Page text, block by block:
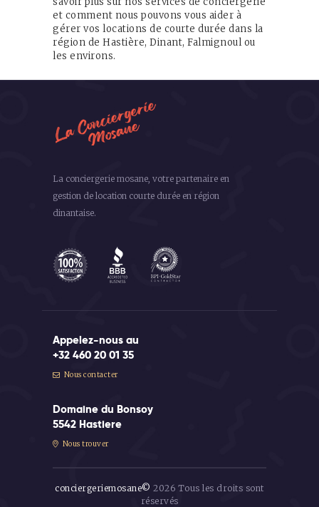
et comment nous pouvons vous aider à
gérer vos locations de courte durée dans la
région de Hastière, Dinant, Falmignoul ou
les environs.
La conciergerie mosane, votre partenaire en
gestion de location courte durée en région
dinantaise.
Appelez-nous au
+32 460 20 01 35
Nous contacter
Domaine du Bonsoy
5542 Hastiere
Nous trouver
conciergeriemosane© 2026 Tous les droits sont
réservés